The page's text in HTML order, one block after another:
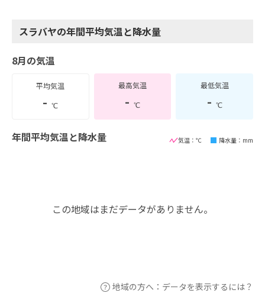
スラバヤの年間平均気温と降水量
8月の気温
平均気温
-℃
最高気温
- ℃
最低気温
- ℃
年間平均気温と降水量 気温：℃ 降水量：mm
この地域はまだデータがありません。
地域の方へ：データを表示するには？